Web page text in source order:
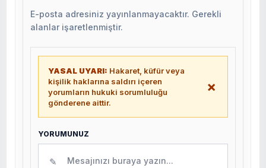
E-posta adresiniz yayınlanmayacaktır. Gerekli
alanlar işaretlenmiştir.
YASAL UYARI: Hakaret, küfür veya
kişilik haklarına saldırı içeren
yorumların hukuki sorumluluğu
gönderene aittir.
×
YORUMUNUZ
✎